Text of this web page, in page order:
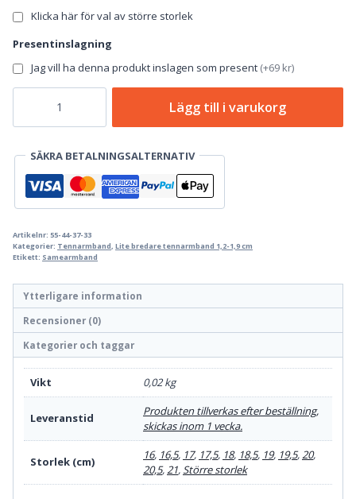
Klicka här för val av större storlek
Presentinslagning
Jag vill ha denna produkt inslagen som present (+69 kr)
Hockey
Lägg till i varukorg
SÄKRA BETALNINGSALTERNATIV
Artikelnr: 55-44-37-33
Kategorier: Tennarmband Lite bredare tennarmband 1,2-1,9 cm
Etikett: Samearmband
Ytterligare information
Recensioner (0)
Kategorier och taggar
Vikt 0,02 kg
Leveranstid
Produkten tillverkas efter beställning,
skickas inom 1 vecka.
Storlek (cm) 16, 16,5, 17, 17,5, 18, 18,5, 19, 19,5, 20,
20,5, 21, Större storlek